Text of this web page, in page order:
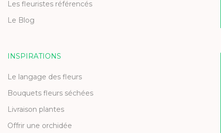
Les fleuristes référencés
Le Blog
INSPIRATIONS
Le langage des fleurs
Bouquets fleurs séchées
Livraison plantes
Offrir une orchidée